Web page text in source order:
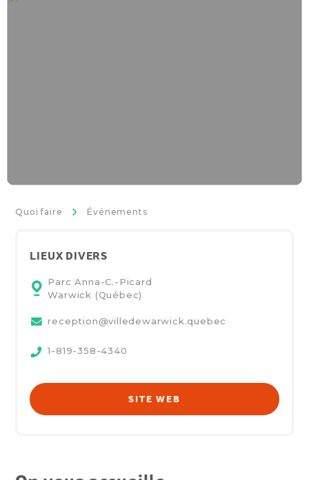
Quoi faire >
Événements
LIEUX DIVERS
Parc Anna-C.-Picard
Warwick (Québec)
reception@villedewarwick.quebec
1-819-358-4340
SITE WEB